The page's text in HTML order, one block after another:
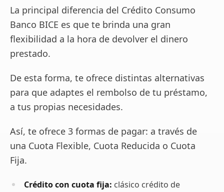
La principal diferencia del Crédito Consumo
Banco BICE es que te brinda una gran
flexibilidad a la hora de devolver el dinero
prestado.
De esta forma, te ofrece distintas alternativas
para que adaptes el rembolso de tu préstamo,
a tus propias necesidades.
Así, te ofrece 3 formas de pagar: a través de
una Cuota Flexible, Cuota Reducida o Cuota
Fija.
Crédito con cuota fija: clásico crédito de